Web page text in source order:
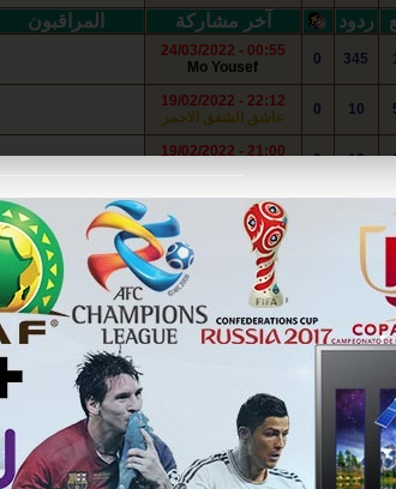
ردود آخر مشاركة المراقبون
345
0
00:55 - 24/03/2022
Mo Yousef
10
0
22:12 - 19/02/2022
عاشق ‏الشفق الاحمر
13
0
21:00 - 19/02/2022
ردود آخر مشاركة المراقبون
971
22:14 - 19/02/2022
عاشق ‏الشفق الاحمر
539
16:09 - 18/03/2022
Harrachy7
ردود آخر مشاركة المراقبون
hosam1000
9
22:19 - 19/02/2022
عاشق ‏الشفق الاحمر
hosam1000
15
04:35 - 28/02/2022
عاشق ‏الشفق الاحمر
hosam1000